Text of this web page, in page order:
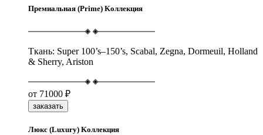
Премиальная (Prime) Kоллекция
Ткань: Super 100’s–150’s, Scabal, Zegna, Dormeuil, Holland
& Sherry, Ariston
от 71000 ₽
заказать
Люкс (Luxury) Kоллекция